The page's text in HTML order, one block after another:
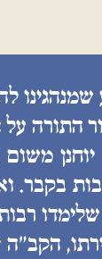
שמנהגינו
התורה על
יוחנן
בקבר.
הקב״ה